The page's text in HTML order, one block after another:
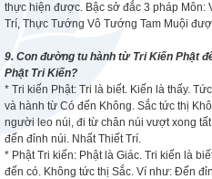
thực hiện được. Bậc sở đắc 3 pháp Môn:
Trí, Thực Tướng Vô Tướng Tam Muội
9. Con đường tu hành từ Tri Kiến Phật
Phật Tri Kiến?
* Tri kiến Phật: Tri là biết. Kiến là thấy.
và hành từ Có đến Không. Sắc tức thị
người leo núi, đi từ chân núi vượt xong
đến đỉnh núi. Nhất Thiết Trí.
* Phật Tri kiến: Phật là Giác. Tri kiến là
đến có. Không tức thị Sắc. Ví như: Đến